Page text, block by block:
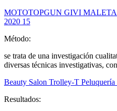
MOTOTOPGUN GIVI
2020 15
Método:
se trata de una investigación
diversas técnicas investigativas,
Beauty Salon Trolley-T
Resultados: